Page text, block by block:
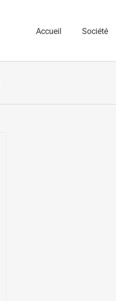
Accueil Société